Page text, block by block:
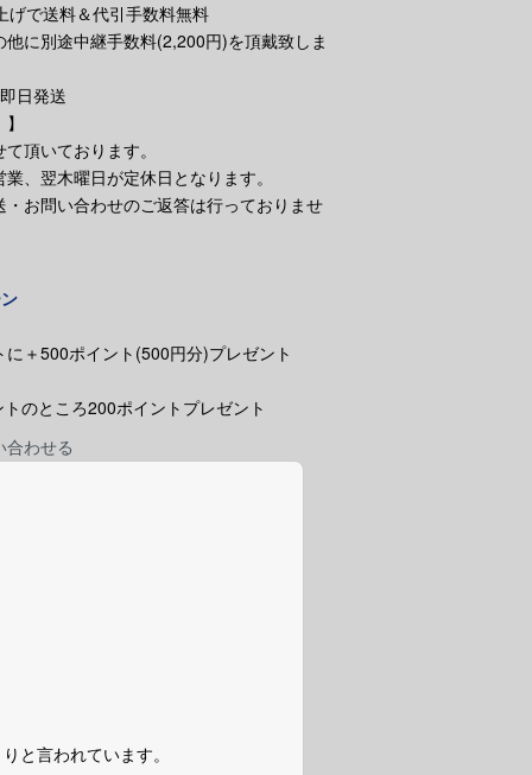
げで送料＆代引手数料無料
に別途中継手数料(2,200円)を頂戴致しま
日発送
頂いております。
、翌木曜日が定休日となります。
お問い合わせのご返答は行っておりませ
＋500ポイント(500円分)プレゼント
のところ200ポイントプレゼント
合わせる
と言われています。